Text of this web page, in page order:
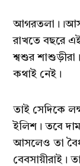
রাখতে বছরে
শ্বশুর
কথাই নেই।
তাই সেদিকে
ইলিশ। তবে
আসলেও তা
বেবসায়ীরাই।